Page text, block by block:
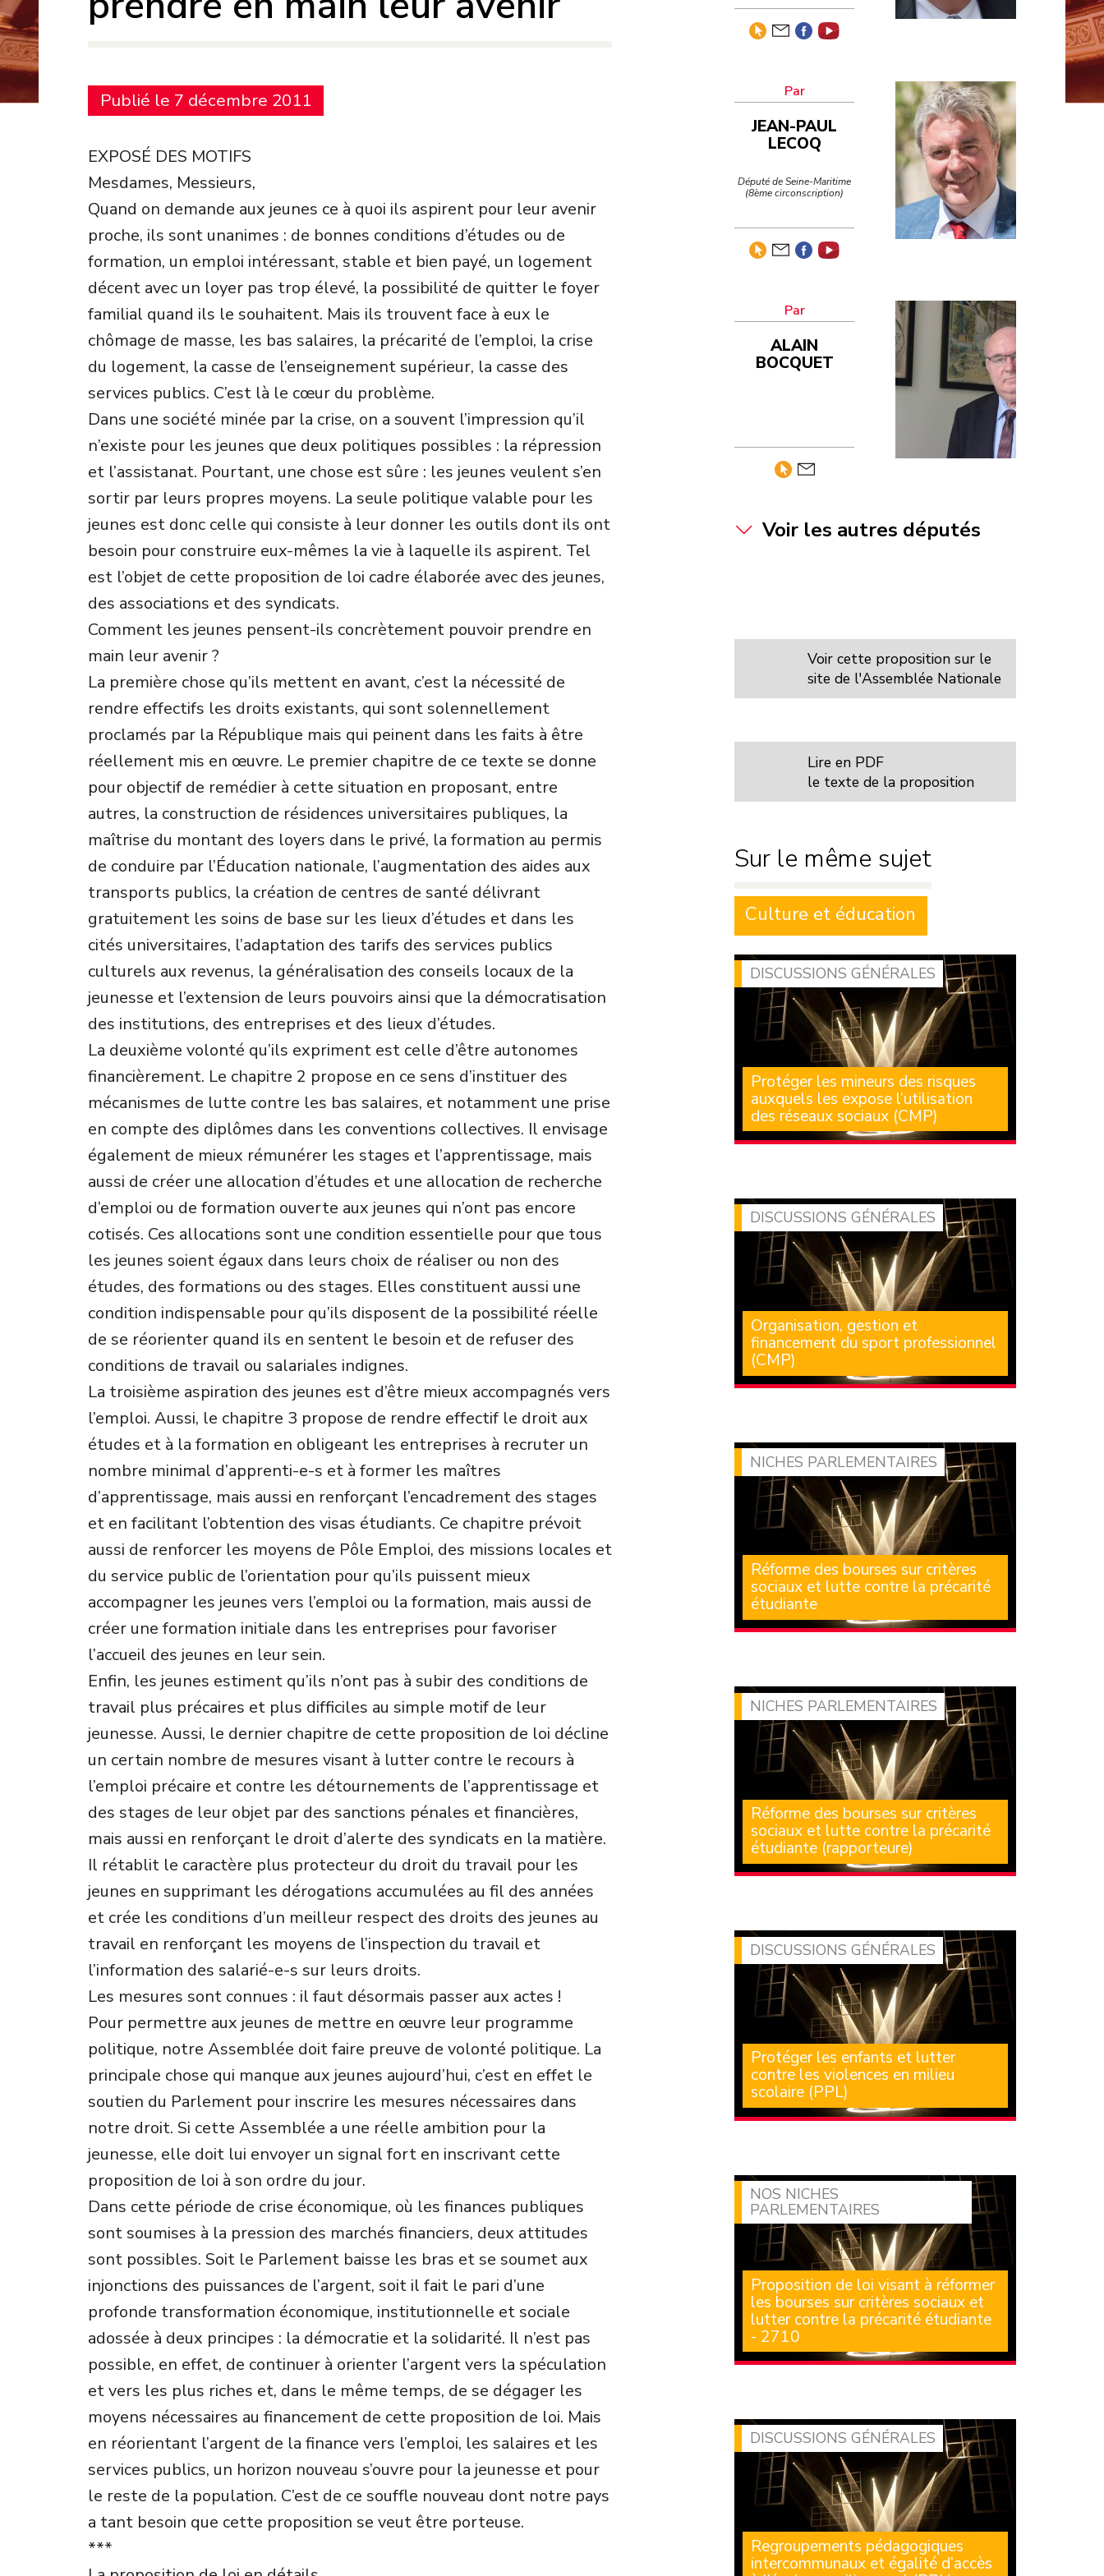
Développement
durable
Défense nationale
Lois
Niches
parlementaires
Publié le 7 décembre 2011
EXPOSÉ DES MOTIFS
Mesdames, Messieurs,
Quand on demande aux jeunes ce à quoi ils aspirent pour leur avenir
proche, ils sont unanimes : de bonnes conditions d’études ou de
formation, un emploi intéressant, stable et bien payé, un logement
décent avec un loyer pas trop élevé, la possibilité de quitter le foyer
familial quand ils le souhaitent. Mais ils trouvent face à eux le
chômage de masse, les bas salaires, la précarité de l’emploi, la crise
du logement, la casse de l’enseignement supérieur, la casse des
services publics. C’est là le cœur du problème.
Dans une société minée par la crise, on a souvent l’impression qu’il
n’existe pour les jeunes que deux politiques possibles : la répression
et l’assistanat. Pourtant, une chose est sûre : les jeunes veulent s’en
sortir par leurs propres moyens. La seule politique valable pour les
jeunes est donc celle qui consiste à leur donner les outils dont ils ont
besoin pour construire eux-mêmes la vie à laquelle ils aspirent. Tel
est l’objet de cette proposition de loi cadre élaborée avec des jeunes,
des associations et des syndicats.
Comment les jeunes pensent-ils concrètement pouvoir prendre en
main leur avenir ?
La première chose qu’ils mettent en avant, c’est la nécessité de
rendre effectifs les droits existants, qui sont solennellement
proclamés par la République mais qui peinent dans les faits à être
réellement mis en œuvre. Le premier chapitre de ce texte se donne
pour objectif de remédier à cette situation en proposant, entre
autres, la construction de résidences universitaires publiques, la
maîtrise du montant des loyers dans le privé, la formation au permis
de conduire par l’Éducation nationale, l’augmentation des aides aux
transports publics, la création de centres de santé délivrant
gratuitement les soins de base sur les lieux d’études et dans les
cités universitaires, l’adaptation des tarifs des services publics
culturels aux revenus, la généralisation des conseils locaux de la
jeunesse et l’extension de leurs pouvoirs ainsi que la démocratisation
des institutions, des entreprises et des lieux d’études.
La deuxième volonté qu’ils expriment est celle d’être autonomes
financièrement. Le chapitre 2 propose en ce sens d’instituer des
mécanismes de lutte contre les bas salaires, et notamment une prise
en compte des diplômes dans les conventions collectives. Il envisage
également de mieux rémunérer les stages et l’apprentissage, mais
aussi de créer une allocation d’études et une allocation de recherche
d’emploi ou de formation ouverte aux jeunes qui n’ont pas encore
cotisés. Ces allocations sont une condition essentielle pour que tous
les jeunes soient égaux dans leurs choix de réaliser ou non des
études, des formations ou des stages. Elles constituent aussi une
condition indispensable pour qu’ils disposent de la possibilité réelle
de se réorienter quand ils en sentent le besoin et de refuser des
conditions de travail ou salariales indignes.
La troisième aspiration des jeunes est d’être mieux accompagnés vers
l’emploi. Aussi, le chapitre 3 propose de rendre effectif le droit aux
études et à la formation en obligeant les entreprises à recruter un
nombre minimal d’apprenti-e-s et à former les maîtres
d’apprentissage, mais aussi en renforçant l’encadrement des stages
et en facilitant l’obtention des visas étudiants. Ce chapitre prévoit
aussi de renforcer les moyens de Pôle Emploi, des missions locales et
du service public de l’orientation pour qu’ils puissent mieux
accompagner les jeunes vers l’emploi ou la formation, mais aussi de
créer une formation initiale dans les entreprises pour favoriser
l’accueil des jeunes en leur sein.
Enfin, les jeunes estiment qu’ils n’ont pas à subir des conditions de
travail plus précaires et plus difficiles au simple motif de leur
jeunesse. Aussi, le dernier chapitre de cette proposition de loi décline
un certain nombre de mesures visant à lutter contre le recours à
l’emploi précaire et contre les détournements de l’apprentissage et
des stages de leur objet par des sanctions pénales et financières,
mais aussi en renforçant le droit d’alerte des syndicats en la matière.
Il rétablit le caractère plus protecteur du droit du travail pour les
jeunes en supprimant les dérogations accumulées au fil des années
et crée les conditions d’un meilleur respect des droits des jeunes au
travail en renforçant les moyens de l’inspection du travail et
l’information des salarié-e-s sur leurs droits.
Les mesures sont connues : il faut désormais passer aux actes !
Pour permettre aux jeunes de mettre en œuvre leur programme
politique, notre Assemblée doit faire preuve de volonté politique. La
principale chose qui manque aux jeunes aujourd’hui, c’est en effet le
soutien du Parlement pour inscrire les mesures nécessaires dans
notre droit. Si cette Assemblée a une réelle ambition pour la
jeunesse, elle doit lui envoyer un signal fort en inscrivant cette
proposition de loi à son ordre du jour.
Dans cette période de crise économique, où les finances publiques
sont soumises à la pression des marchés financiers, deux attitudes
sont possibles. Soit le Parlement baisse les bras et se soumet aux
injonctions des puissances de l’argent, soit il fait le pari d’une
profonde transformation économique, institutionnelle et sociale
adossée à deux principes : la démocratie et la solidarité. Il n’est pas
possible, en effet, de continuer à orienter l’argent vers la spéculation
et vers les plus riches et, dans le même temps, de se dégager les
moyens nécessaires au financement de cette proposition de loi. Mais
en réorientant l’argent de la finance vers l’emploi, les salaires et les
services publics, un horizon nouveau s’ouvre pour la jeunesse et pour
le reste de la population. C’est de ce souffle nouveau dont notre pays
a tant besoin que cette proposition se veut être porteuse.
***
JEAN-PAUL
LECOQ
Député de Seine-Maritime
(8ème circonscription)
ALAIN
BOCQUET
Voir les autres députés
Voir cette proposition sur le
site de l'Assemblée Nationale
Lire en PDF
le texte de la proposition
Sur le même sujet
Culture et éducation
DISCUSSIONS GÉNÉRALES
Protéger les mineurs des risques
auxquels les expose l’utilisation
des réseaux sociaux (CMP)
Cette proposition de loi nous avait été
DISCUSSIONS GÉNÉRALES
Organisation, gestion et
financement du sport professionnel
(CMP)
Le débat du 29 juin en séance publique a été
NICHES PARLEMENTAIRES
Réforme des bourses sur critères
sociaux et lutte contre la précarité
étudiante
Nous nous souvenons tous des files d’attente
NICHES PARLEMENTAIRES
Réforme des bourses sur critères
sociaux et lutte contre la précarité
étudiante (rapporteure)
La proposition de loi que je vous présente
DISCUSSIONS GÉNÉRALES
Protéger les enfants et lutter
contre les violences en milieu
scolaire (PPL)
Chaque année, en France, près de 160 000
NOS NICHES
PARLEMENTAIRES
Proposition de loi visant à réformer
les bourses sur critères sociaux et
lutter contre la précarité étudiante
- 2710
(Renvoyée à la commission des affaires
DISCUSSIONS GÉNÉRALES
Regroupements pédagogiques
intercommunaux et égalité d’accès